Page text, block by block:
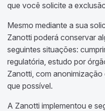
que você solicite a
Mesmo mediante a sua
Zanotti poderá conservar
seguintes situações:
regulatória, estudo por
Zanotti, com
que possível.
A Zanotti implementou e